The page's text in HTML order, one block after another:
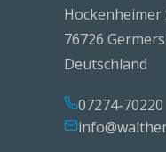
Hockenheimer
76726
Deutschland
07274-70220